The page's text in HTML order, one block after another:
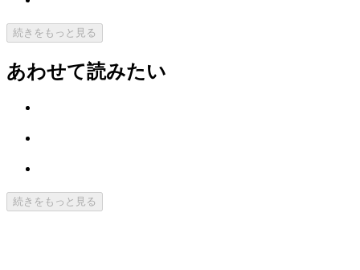
続きをもっと見る
あわせて読みたい
続きをもっと見る